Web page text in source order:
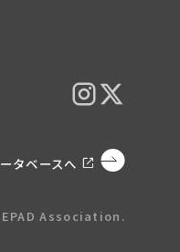
タベースへ
EPAD Association.